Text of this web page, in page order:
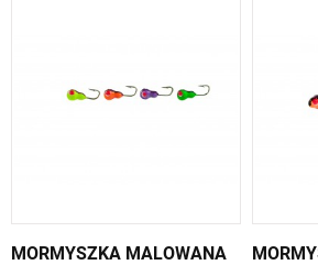
MORMYSZKA MALOWANA